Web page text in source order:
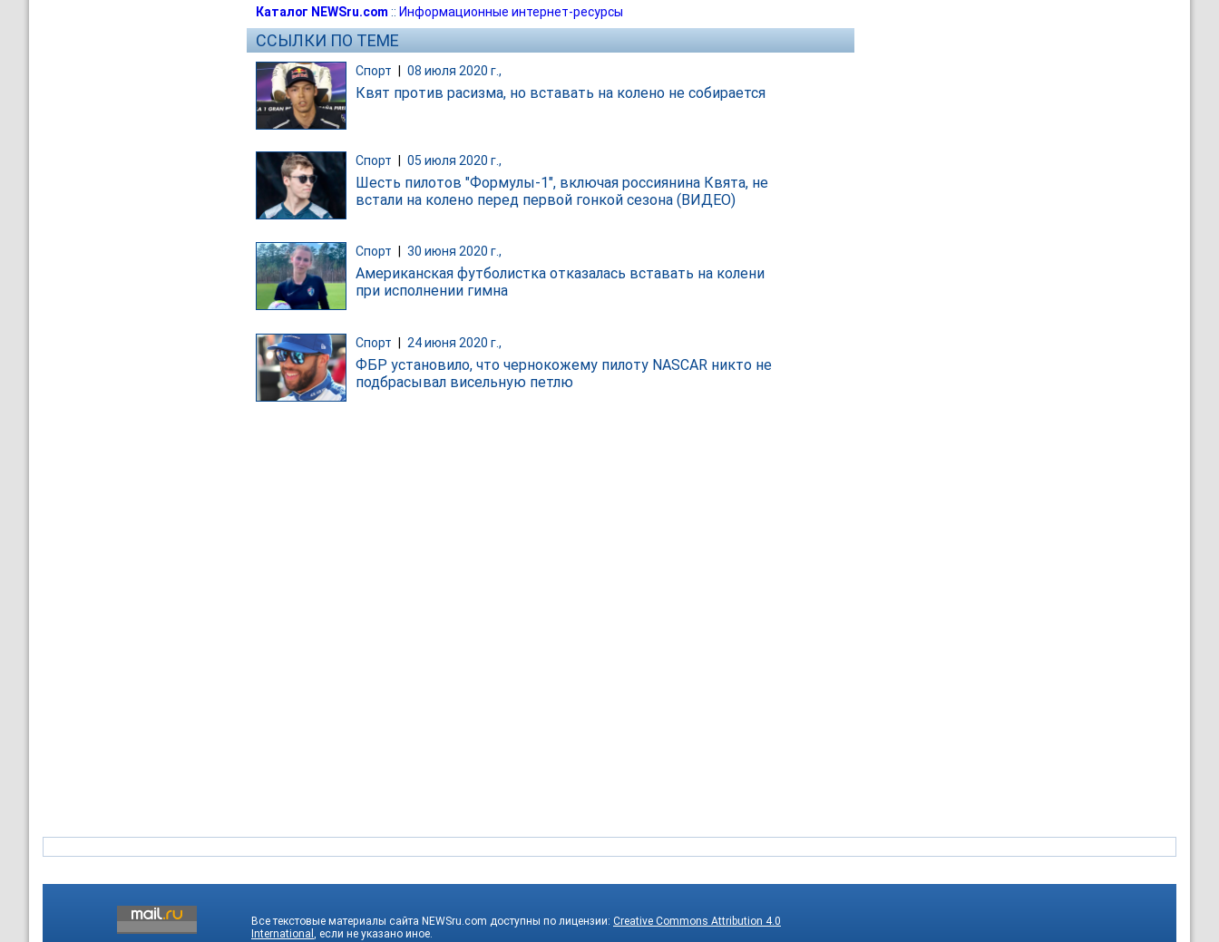
Каталог NEWSru.com :: Информационные интернет-ресурсы
ССЫЛКИ ПО ТЕМЕ
Спорт 08 июля 2020 г.,
Квят против расизма, но вставать на колено не собирается
Спорт 05 июля 2020 г.,
Шесть пилотов "Формулы-1", включая россиянина Квята, не
встали на колено перед первой гонкой сезона (ВИДЕО)
Спорт 30 июня 2020 г.,
Американская футболистка отказалась вставать на колени
при исполнении гимна
Спорт | 24 июня 2020 г.,
ФБР установило, что чернокожему пилоту NASCAR никто не
подбрасывал висельную петлю
Все текстовые материалы сайта NEWSru.com доступны по лицензии: Creative Commons Attribution 4.0
International
, если не указано иное.